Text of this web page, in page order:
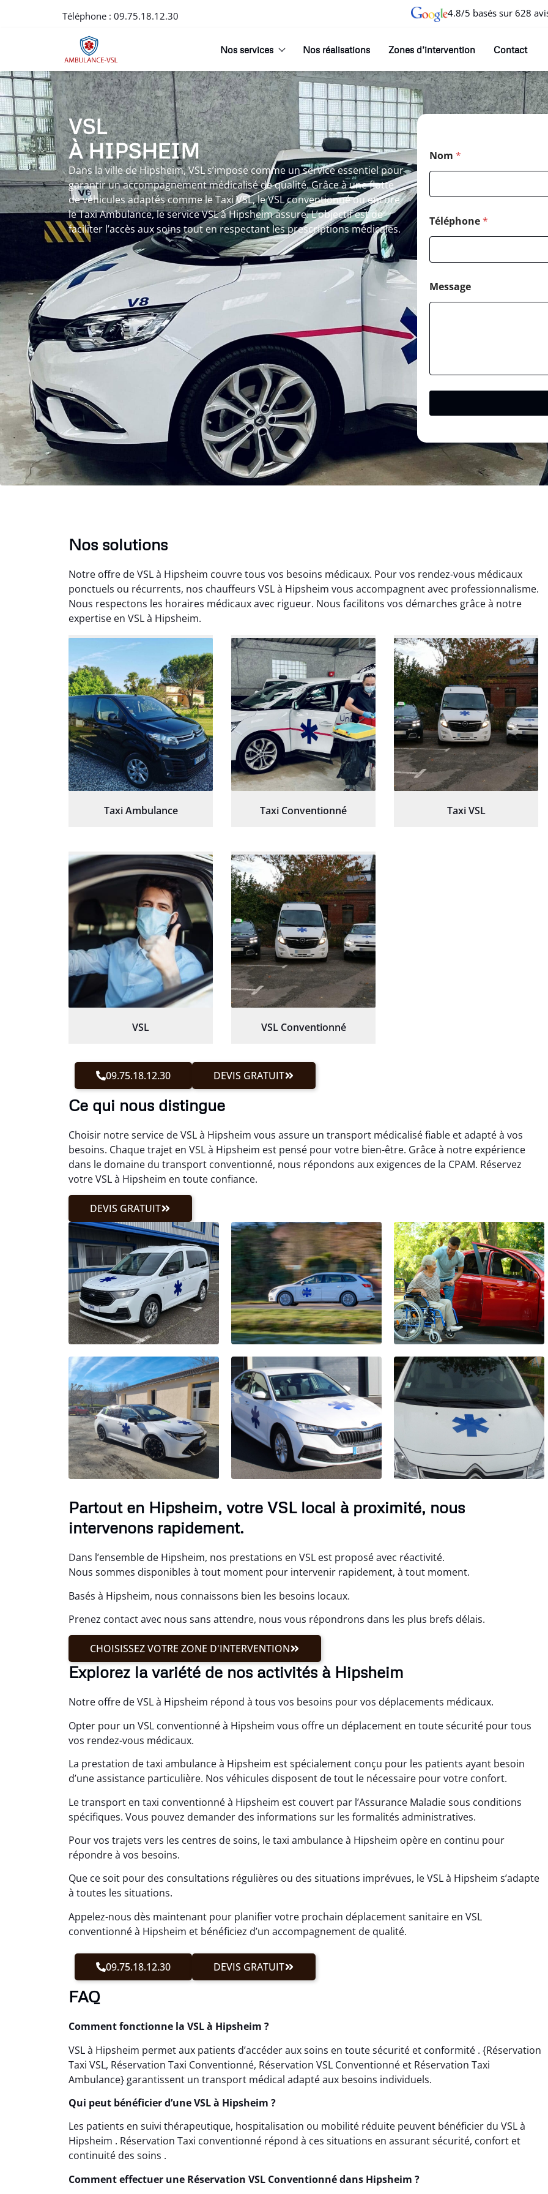
Téléphone : 09.75.18.12.30 4.8/5 basés sur 628
Nos services Nos réalisations Zones d’intervention Contact
VSL
À HIPSHEIM
Dans la ville de Hipsheim, VSL s’impose comme un service essentiel pour
garantir un accompagnement médicalisé de qualité. Grâce à une flotte
de véhicules adaptés comme le Taxi VSL, le VSL conventionné ou encore
le Taxi Ambulance, le service VSL à Hipsheim assure. L’objectif est de
faciliter l’accès aux soins tout en respectant les prescriptions médicales.
Nom *
Téléphone*
Message
Nos solutions
Notre offre de VSL à Hipsheim couvre tous vos besoins médicaux. Pour vos rendez-vous médicaux
ponctuels ou récurrents, nos chauffeurs VSL à Hipsheim vous accompagnent avec professionnalisme.
Nous respectons les horaires médicaux avec rigueur. Nous facilitons vos démarches grâce à notre
expertise en VSL à Hipsheim.
Taxi Ambulance Taxi Conventionné Taxi VSL
VSL VSL Conventionné
09.75.18.12.30 DEVIS GRATUIT
Ce qui nous distingue
Choisir notre service de VSL à Hipsheim vous assure un transport médicalisé fiable et adapté à vos
besoins. Chaque trajet en VSL à Hipsheim est pensé pour votre bien-être. Grâce à notre expérience
dans le domaine du transport conventionné, nous répondons aux exigences de la CPAM. Réservez
votre VSL à Hipsheim en toute confiance.
DEVIS GRATUIT
Partout en Hipsheim, votre VSL local à proximité, nous
intervenons rapidement.
Dans l’ensemble de Hipsheim, nos prestations en VSL est proposé avec réactivité.
Nous sommes disponibles à tout moment pour intervenir rapidement, à tout moment.
Basés à Hipsheim, nous connaissons bien les besoins locaux.
Prenez contact avec nous sans attendre, nous vous répondrons dans les plus brefs délais.
CHOISISSEZ VOTRE ZONE D'INTERVENTION
Explorez la variété de nos activités à Hipsheim
Notre offre de VSL à Hipsheim répond à tous vos besoins pour vos déplacements médicaux.
Opter pour un VSL conventionné à Hipsheim vous offre un déplacement en toute sécurité pour tous
vos rendez-vous médicaux.
La prestation de taxi ambulance à Hipsheim est spécialement conçu pour les patients ayant besoin
d’une assistance particulière. Nos véhicules disposent de tout le nécessaire pour votre confort.
Le transport en taxi conventionné à Hipsheim est couvert par l’Assurance Maladie sous conditions
spécifiques. Vous pouvez demander des informations sur les formalités administratives.
Pour vos trajets vers les centres de soins, le taxi ambulance à Hipsheim opère en continu pour
répondre à vos besoins.
Que ce soit pour des consultations régulières ou des situations imprévues, le VSL à Hipsheim s’adapte
à toutes les situations.
Appelez-nous dès maintenant pour planifier votre prochain déplacement sanitaire en VSL
conventionné à Hipsheim et bénéficiez d’un accompagnement de qualité.
09.75.18.12.30 DEVIS GRATUIT
FAQ
Comment fonctionne la VSL à Hipsheim ?
VSL à Hipsheim permet aux patients d’accéder aux soins en toute sécurité et conformité . {Réservation
Taxi VSL, Réservation Taxi Conventionné, Réservation VSL Conventionné et Réservation Taxi
Ambulance} garantissent un transport médical adapté aux besoins individuels.
Qui peut bénéficier d’une VSL à Hipsheim ?
Les patients en suivi thérapeutique, hospitalisation ou mobilité réduite peuvent bénéficier du VSL à
Hipsheim . Réservation Taxi conventionné répond à ces situations en assurant sécurité, confort et
continuité des soins .
Comment effectuer une Réservation VSL Conventionné dans Hipsheim ?
Arnaud Deschamps
30 janvier 2025
Très satisfait du transport,
tout s’est bien déroulé.
Chauffeur à l’écoute et
patient.
Jérémy Ferrand
8 septembre 2024
Transport ponctuel et
personnel très attentionné.
Très satisfait du service.